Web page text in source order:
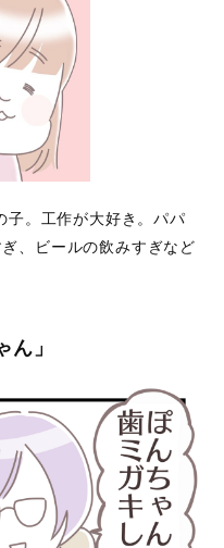
。工作が大好き。パパ
、ビールの飲みすぎなど
」